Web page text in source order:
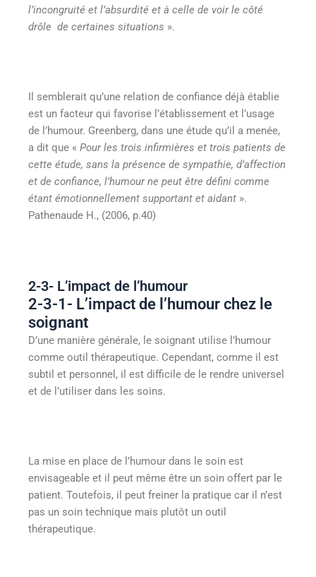
l’incongruité et l’absurdité et à celle de voir le côté
drôle de certaines situations ».
Il semblerait qu’une relation de confiance déjà établie
est un facteur qui favorise l’établissement et l’usage
de l’humour. Greenberg, dans une étude qu’il a menée,
a dit que « Pour les trois infirmières et trois patients de
cette étude, sans la présence de sympathie, d’affection
et de confiance, l’humour ne peut être défini comme
étant émotionnellement supportant et aidant ».
Pathenaude H., (2006, p.40)
2-3- L’impact de l’humour
2-3-1- L’impact de l’humour chez le
soignant
D’une manière générale, le soignant utilise l’humour
comme outil thérapeutique. Cependant, comme il est
subtil et personnel, il est difficile de le rendre universel
et de l’utiliser dans les soins.
La mise en place de l’humour dans le soin est
envisageable et il peut même être un soin offert par le
patient. Toutefois, il peut freiner la pratique car il n’est
pas un soin technique mais plutôt un outil
thérapeutique.